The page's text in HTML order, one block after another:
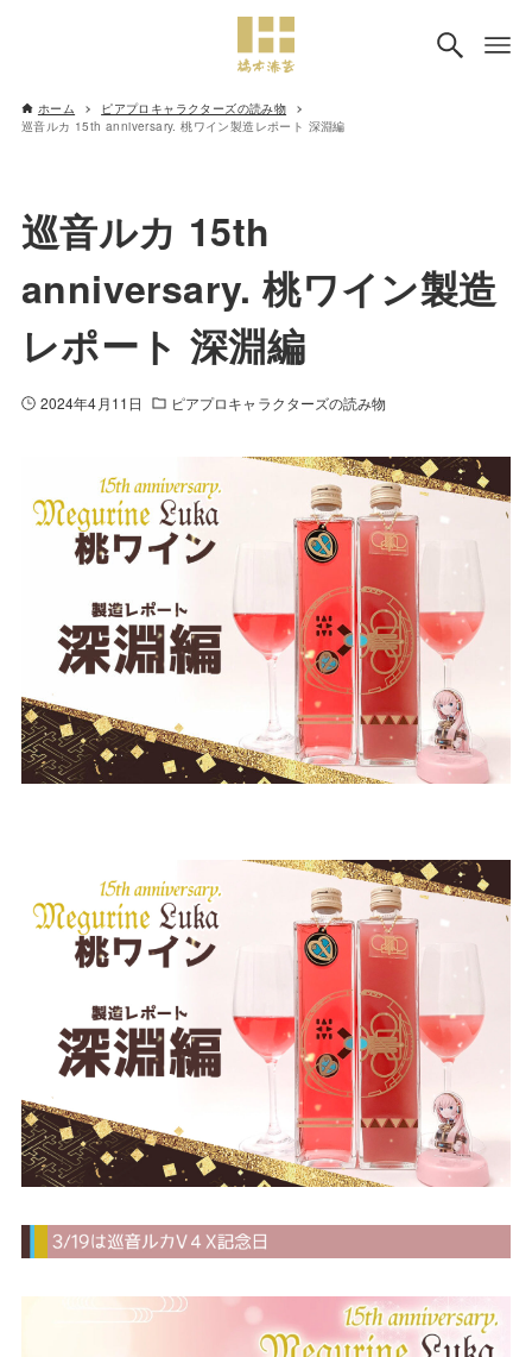
ホーム
ピアプロキャラクターズの読み物
巡音ルカ 15th anniversary. 桃ワイン製造レポート 深淵編
巡音ルカ 15th
anniversary. 桃ワイン製造
レポート 深淵編
2024年4月11日 ピアプロキャラクターズの読み物